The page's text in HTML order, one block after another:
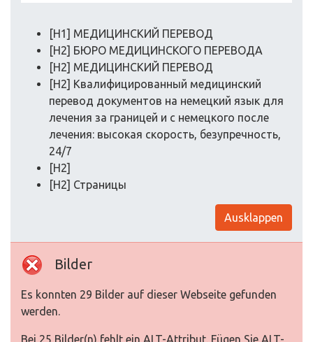
[H1] МЕДИЦИНСКИЙ ПЕРЕВОД
[H2] БЮРО МЕДИЦИНСКОГО ПЕРЕВОДА
[H2] МЕДИЦИНСКИЙ ПЕРЕВОД
[H2] Квалифицированный медицинский
перевод документов на немецкий язык для
лечения за границей и с немецкого после
лечения: высокая скорость, безупречность,
24/7
[H2]
[H2] Страницы
Ausklappen
Bilder
Es konnten 29 Bilder auf dieser Webseite gefunden
werden.
Bei 25 Bilder(n) fehlt ein ALT-Attribut. Fügen Sie ALT-